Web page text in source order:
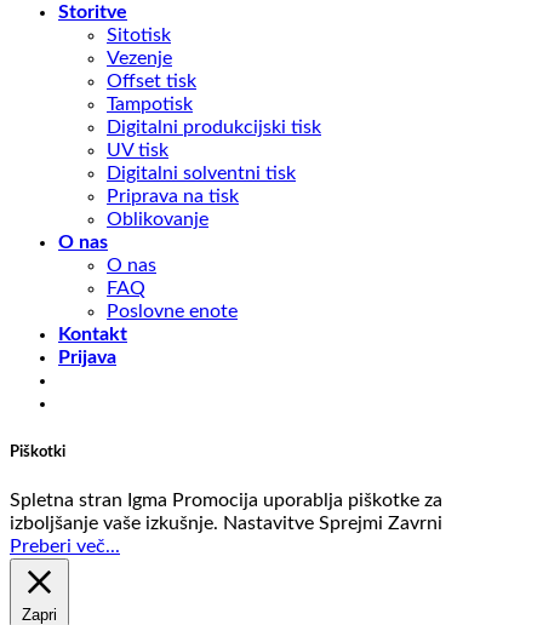
Storitve
Sitotisk
Vezenje
Offset tisk
Tampotisk
Digitalni produkcijski tisk
UV tisk
Digitalni solventni tisk
Priprava na tisk
Oblikovanje
O nas
O nas
FAQ
Poslovne enote
Kontakt
Prijava
Piškotki
Spletna stran Igma Promocija uporablja piškotke za
izboljšanje vaše izkušnje. Nastavitve Sprejmi Zavrni
Preberi več...
Zapri